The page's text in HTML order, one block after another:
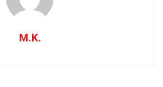
M.K.